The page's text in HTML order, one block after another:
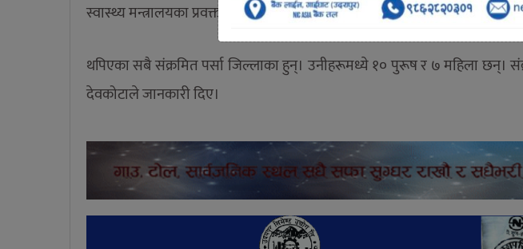
स्वास्थ्य मन्त्रालयका प्रवक्ता विकास देवकोटाका अनुसार आज कोरोना भाइरसको
थपिएका सबै संक्रमित पर्सा जिल्लाका हुन्। उनीहरूमध्ये १० पुरूष र ७ महिला छन्।
देवकोटाले जानकारी दिए।